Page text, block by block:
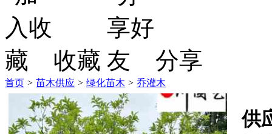
收藏 分享
首页 > 苗木供应 > 绿化苗木 > 乔灌木
供